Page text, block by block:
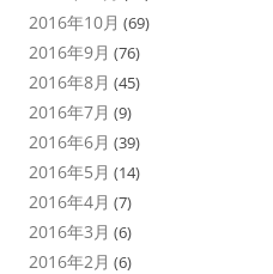
2016年10月 (69)
2016年9月 (76)
2016年8月 (45)
2016年7月 (9)
2016年6月 (39)
2016年5月 (14)
2016年4月 (7)
2016年3月 (6)
2016年2月 (6)